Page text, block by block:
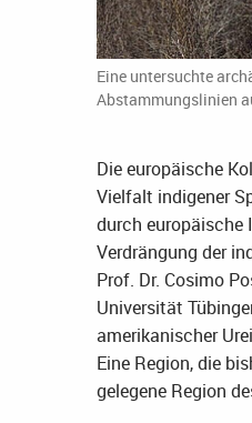
Eine untersuchte
Abstammungslinien
Die europäische
Vielfalt indigener
durch europäische
Verdrängung der
Prof. Dr. Cosimo
Universität
amerikanischer
Eine Region, die
gelegene Region